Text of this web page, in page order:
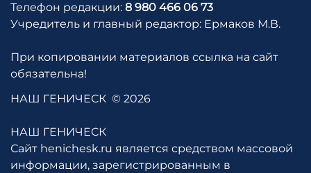
Телефон редакции: 8 980 466 06 73
Учредитель и главный редактор: Ермаков М.В.
При копировании материалов ссылка на сайт
обязательна!
НАШ ГЕНИЧЕСК © 2026
НАШ ГЕНИЧЕСК
Сайт henichesk.ru является средством массовой
информации, зарегистрированным в